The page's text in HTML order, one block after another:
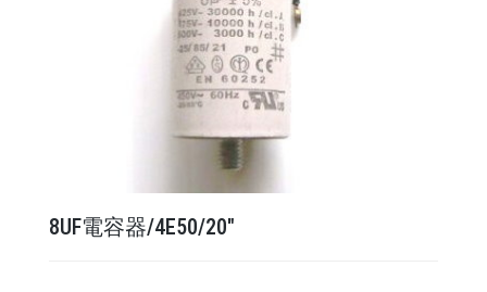
8UF電容器/4E50/20"